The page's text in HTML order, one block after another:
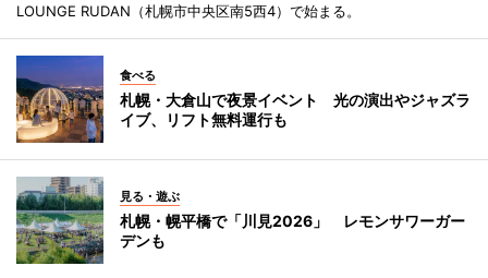
LOUNGE RUDAN（札幌市中央区南5西4）で始まる。
食べる
札幌・大倉山で夜景イベント 光の演出やジャズラ
イブ、リフト無料運行も
見る・遊ぶ
札幌・幌平橋で「川見2026」 レモンサワーガー
デンも